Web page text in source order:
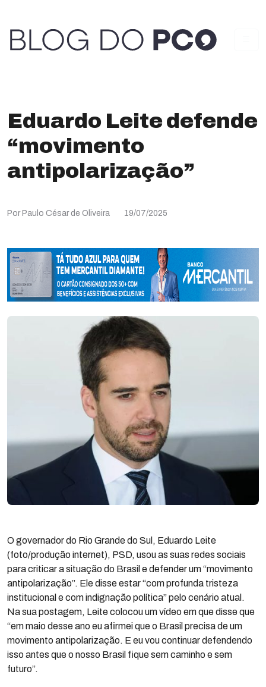
Eduardo Leite defende
“movimento
antipolarização”
Por Paulo César de Oliveira 19/07/2025
O governador do Rio Grande do Sul, Eduardo Leite
(foto/produção internet), PSD, usou as suas redes sociais
para criticar a situação do Brasil e defender um “movimento
antipolarização”. Ele disse estar “com profunda tristeza
institucional e com indignação política” pelo cenário atual.
Na sua postagem, Leite colocou um vídeo em que disse que
“em maio desse ano eu afirmei que o Brasil precisa de um
movimento antipolarização. E eu vou continuar defendendo
isso antes que o nosso Brasil fique sem caminho e sem
futuro”.